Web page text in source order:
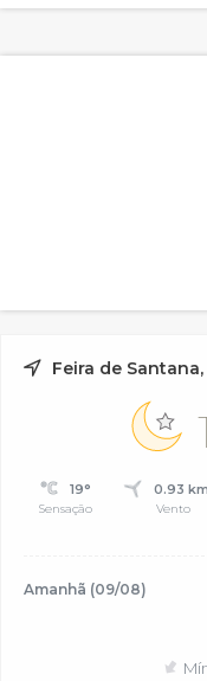
Feira de Santana,
19°
Sensação
0.93
Vento
Amanhã (09/08)